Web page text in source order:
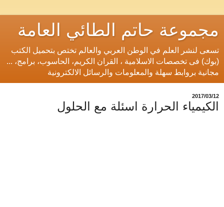
مجموعة حاتم الطائي العامة
تسعى لنشر العلم في الوطن العربي والعالم تختص بتحميل الكتب
(بوك) فى تخصصات الاسلامية ، القران الكريم، الحاسوب، برامج، ...
مجانية بروابط سهلة والمعلومات والرسائل الالكترونية
12‏/03‏/2017
الكيمياء الحرارة اسئلة مع الحلول